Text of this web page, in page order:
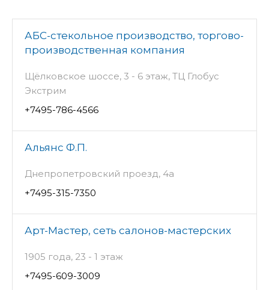
АБС-стекольное производство, торгово-
производственная компания
Щёлковское шоссе, 3 - 6 этаж, ТЦ Глобус
Экстрим
+7495-786-4566
Альянс Ф.П.
Днепропетровский проезд, 4а
+7495-315-7350
Арт-Мастер, сеть салонов-мастерских
1905 года, 23 - 1 этаж
+7495-609-3009